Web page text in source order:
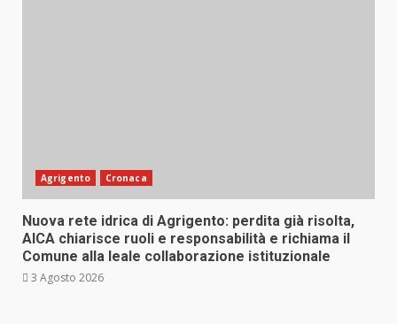
Agrigento Cronaca
Nuova rete idrica di Agrigento: perdita già risolta,
AICA chiarisce ruoli e responsabilità e richiama il
Comune alla leale collaborazione istituzionale
3 Agosto 2026